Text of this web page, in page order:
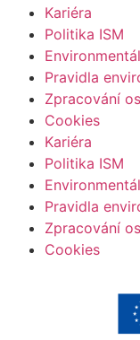
Kariéra
Politika ISM
Pravidla
Zpracování
Cookies
Kariéra
Politika ISM
Pravidla
Zpracování
Cookies